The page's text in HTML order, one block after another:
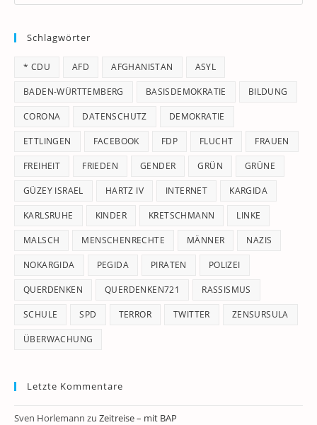
Schlagwörter
* CDU AFD AFGHANISTAN ASYL
BADEN-WÜRTTEMBERG BASISDEMOKRATIE BILDUNG
CORONA DATENSCHUTZ DEMOKRATIE
ETTLINGEN FACEBOOK FDP FLUCHT FRAUEN
FREIHEIT FRIEDEN GENDER GRÜN GRÜNE
GÜZEY ISRAEL HARTZ IV INTERNET KARGIDA
KARLSRUHE KINDER KRETSCHMANN LINKE
MALSCH MENSCHENRECHTE MÄNNER NAZIS
NOKARGIDA PEGIDA PIRATEN POLIZEI
QUERDENKEN QUERDENKEN721 RASSISMUS
SCHULE SPD TERROR TWITTER ZENSURSULA
ÜBERWACHUNG
Letzte Kommentare
Sven Horlemann zu Zeitreise – mit BAP